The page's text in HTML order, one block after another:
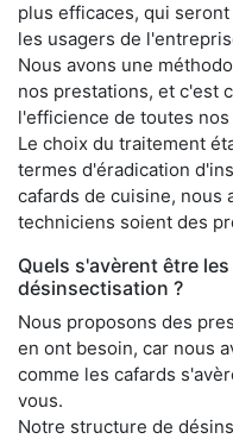
plus efficaces, qui
les usagers de
Nous avons une
nos prestations, et c'est
l'efficience de toutes
Le choix du traitement
termes d'éradication
cafards de cuisine, nous
techniciens soient des
Quels s'avèrent être
désinsectisation ?
Nous proposons des
en ont besoin, car nous
comme les cafards
vous.
Notre structure de